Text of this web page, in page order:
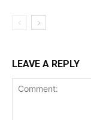
LEAVE A REPLY